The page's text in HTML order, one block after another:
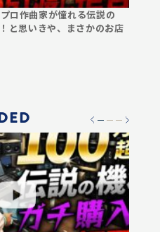
ロ作曲家が憧れる伝説の
と思いきや、まさかのお店